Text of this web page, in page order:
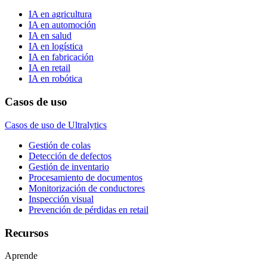
IA en agricultura
IA en automoción
IA en salud
IA en logística
IA en fabricación
IA en retail
IA en robótica
Casos de uso
Casos de uso de Ultralytics
Gestión de colas
Detección de defectos
Gestión de inventario
Procesamiento de documentos
Monitorización de conductores
Inspección visual
Prevención de pérdidas en retail
Recursos
Aprende